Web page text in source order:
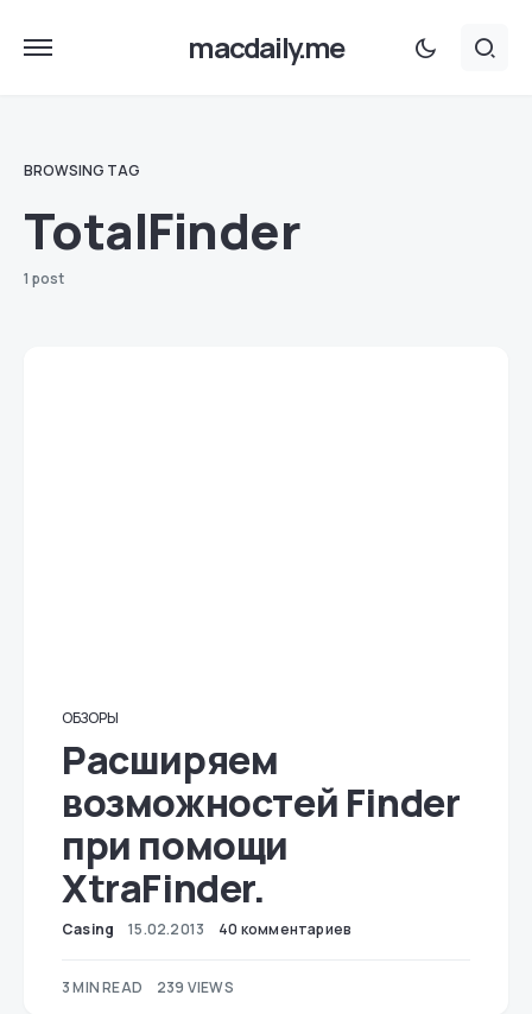
macdaily.me
BROWSING TAG
TotalFinder
1 post
ОБЗОРЫ
Расширяем
возможностей Finder
при помощи
XtraFinder.
Casing 15.02.2013 40 комментариев
3 MIN READ 239 VIEWS